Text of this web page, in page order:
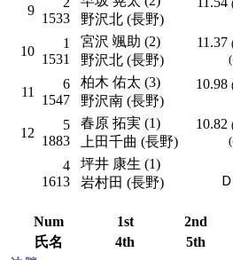
9
1533
野沢北 (長野)
10
1
1531
宮沢 颯助 (2)
野沢北 (長野)
11.37
11
6
1547
柏木 佑太 (3)
野沢南 (長野)
10.98
12
5
1883
春原 拓実 (1)
上田千曲 (長野)
10.82
4
1613
坪井 康生 (1)
岩村田 (長野)
Num 1st 2nd
氏名
4th 5th